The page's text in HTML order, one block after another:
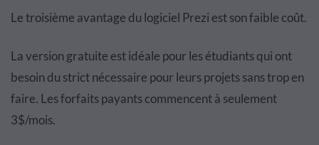
Le troisième avantage du logiciel Prezi est son faible coût.
La version gratuite est idéale pour les étudiants qui ont
besoin du strict nécessaire pour leurs projets sans trop en
faire. Les forfaits payants commencent à seulement
3$/mois.